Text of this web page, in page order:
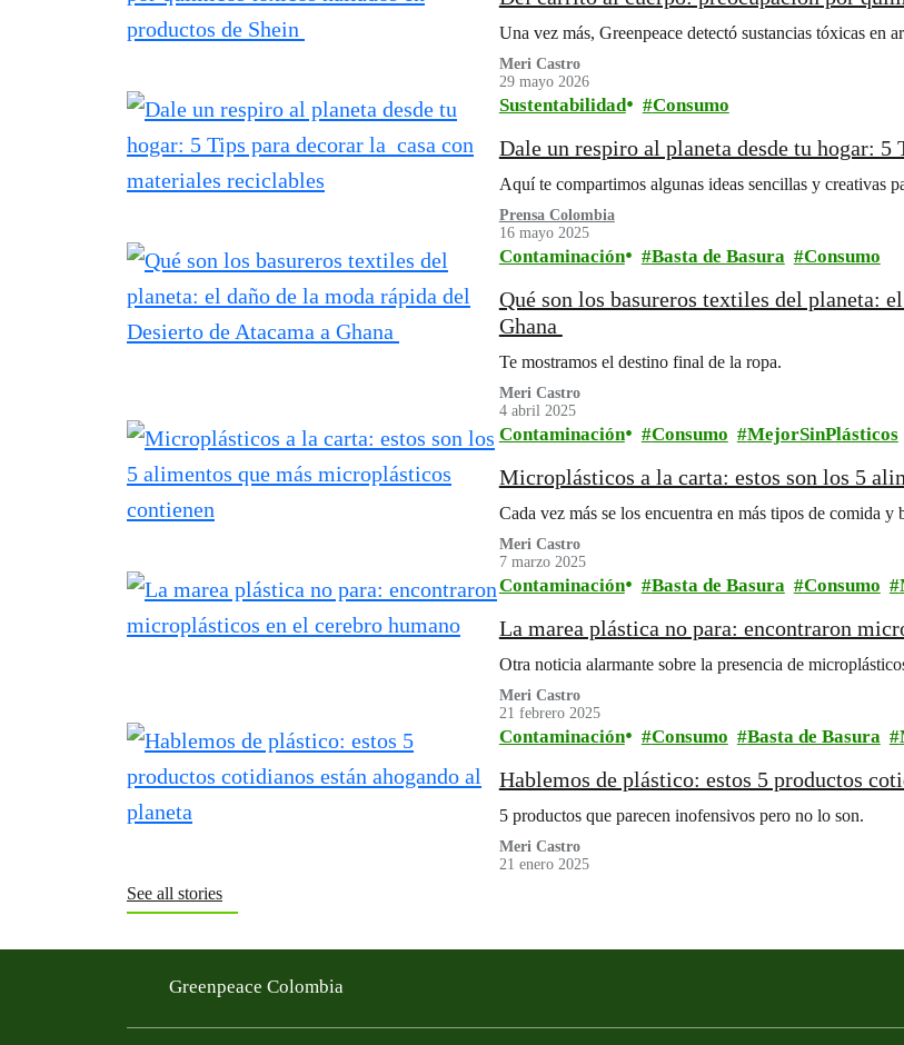
Una vez más, Greenpeace detectó sustancias tóxicas en
Meri Castro
29 mayo 2026
Sustentabilidad Consumo
Dale un respiro al planeta desde tu hogar:
Aquí te compartimos algunas ideas sencillas y creativas
Prensa Colombia
16 mayo 2025
Contaminación Basta de Basura Consumo
Qué son los basureros textiles del planeta:
Ghana
Te mostramos el destino final de la ropa.
Meri Castro
4 abril 2025
Contaminación Consumo MejorSinPlásticos
Microplásticos a la carta: estos son los 5
Cada vez más se los encuentra en más tipos de comida y
Meri Castro
7 marzo 2025
Contaminación Basta de Basura Consumo
La marea plástica no para: encontraron
Otra noticia alarmante sobre la presencia de
Meri Castro
21 febrero 2025
Contaminación Consumo Basta de Basura
Hablemos de plástico: estos 5 productos
5 productos que parecen inofensivos pero no lo son.
Meri Castro
21 enero 2025
See all stories
Greenpeace Colombia